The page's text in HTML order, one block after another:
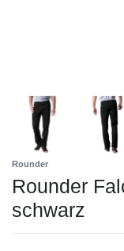
Rounder
Rounder
schwarz